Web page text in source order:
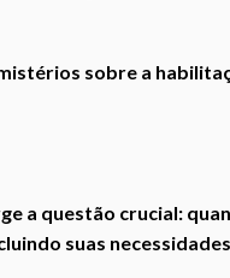
sobre a
a questão crucial:
suas